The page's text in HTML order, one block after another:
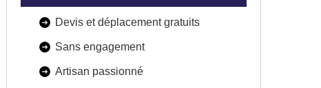
Devis et déplacement gratuits
Sans engagement
Artisan passionné